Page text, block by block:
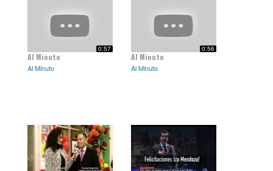
0:57
Al Minuto
Al Minuto
0:56
Al Minuto
Al Minuto